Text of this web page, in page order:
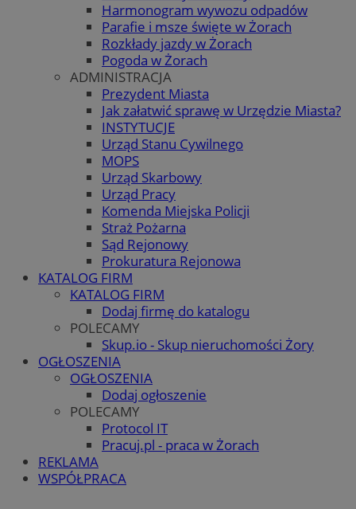
Harmonogram wywozu odpadów
Parafie i msze święte w Żorach
Rozkłady jazdy w Żorach
Pogoda w Żorach
ADMINISTRACJA
Prezydent Miasta
Jak załatwić sprawę w Urzędzie Miasta?
INSTYTUCJE
Urząd Stanu Cywilnego
MOPS
Urząd Skarbowy
Urząd Pracy
Komenda Miejska Policji
Straż Pożarna
Sąd Rejonowy
Prokuratura Rejonowa
KATALOG FIRM
KATALOG FIRM
Dodaj firmę do katalogu
POLECAMY
Skup.io - Skup nieruchomości Żory
OGŁOSZENIA
OGŁOSZENIA
Dodaj ogłoszenie
POLECAMY
Protocol IT
Pracuj.pl - praca w Żorach
REKLAMA
WSPÓŁPRACA